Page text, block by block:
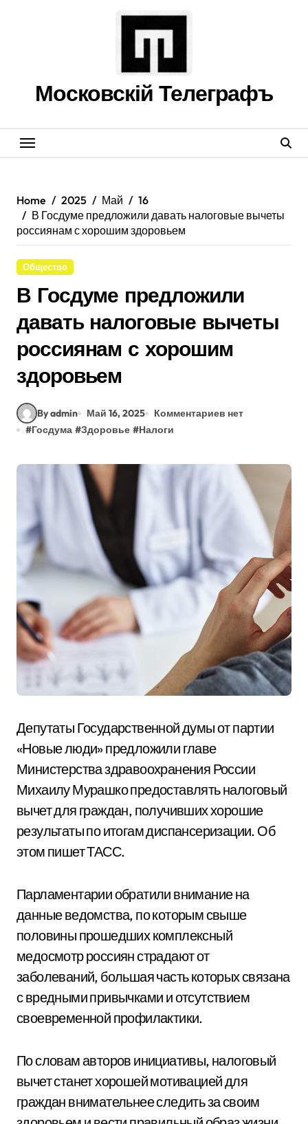
Московскій Телеграфъ
Home 2025 Май
16
В Госдуме предложили давать налоговые вычеты
россиянам с хорошим здоровьем
Общество
В Госдуме предложили
давать налоговые вычеты
россиянам с хорошим
здоровьем
By admin Май 16, 2025
Комментариев нет
#Госдума #Здоровье #Налоги
Депутаты Государственной думы от партии
«Новые люди» предложили главе
Министерства здравоохранения России
Михаилу Мурашко предоставлять налоговый
вычет для граждан, получивших хорошие
результаты по итогам диспансеризации. Об
этом пишет ТАСС.
Парламентарии обратили внимание на
данные ведомства, по которым свыше
половины прошедших комплексный
медосмотр россиян страдают от
заболеваний, большая часть которых связана
с вредными привычками и отсутствием
своевременной профилактики.
По словам авторов инициативы, налоговый
вычет станет хорошей мотивацией для
граждан внимательнее следить за своим